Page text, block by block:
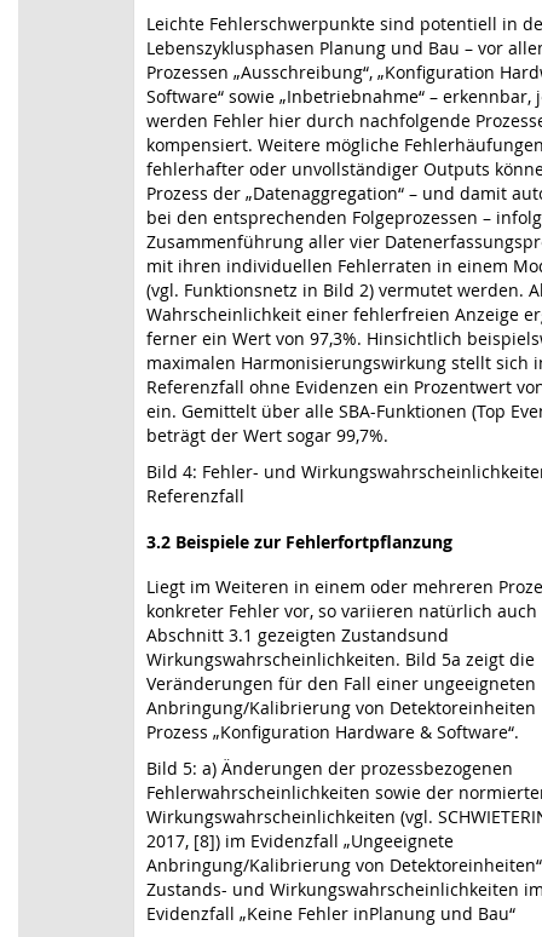
Leichte Fehlerschwerpunkte sind potentiell in
Lebenszyklusphasen Planung und Bau – vor
Prozessen „Ausschreibung“, „Konfiguration
Software“ sowie „Inbetriebnahme“ – erkennbar,
werden Fehler hier durch nachfolgende
kompensiert. Weitere mögliche
fehlerhafter oder unvollständiger Outputs
Prozess der „Datenaggregation“ – und damit
bei den entsprechenden Folgeprozessen –
Zusammenführung aller vier
mit ihren individuellen Fehlerraten in einem
(vgl. Funktionsnetz in Bild 2) vermutet werden.
Wahrscheinlichkeit einer fehlerfreien Anzeige
ferner ein Wert von 97,3%. Hinsichtlich
maximalen Harmonisierungswirkung stellt sich
Referenzfall ohne Evidenzen ein Prozentwert
ein. Gemittelt über alle SBA-Funktionen (Top
beträgt der Wert sogar 99,7%.
Bild 4: Fehler- und
Referenzfall
3.2 Beispiele zur Fehlerfortpflanzung
Liegt im Weiteren in einem oder mehreren
konkreter Fehler vor, so variieren natürlich
Abschnitt 3.1 gezeigten Zustandsund
Wirkungswahrscheinlichkeiten. Bild 5a zeigt die
Veränderungen für den Fall einer ungeeigneten
Anbringung/Kalibrierung von Detektoreinheiten
Prozess „Konfiguration Hardware & Software“.
Bild 5: a) Änderungen der prozessbezogenen
Fehlerwahrscheinlichkeiten sowie der
Wirkungswahrscheinlichkeiten (vgl.
2017, [8]) im Evidenzfall „Ungeeignete
Anbringung/Kalibrierung von
Zustands- und Wirkungswahrscheinlichkeiten
Evidenzfall „Keine Fehler inPlanung und Bau“